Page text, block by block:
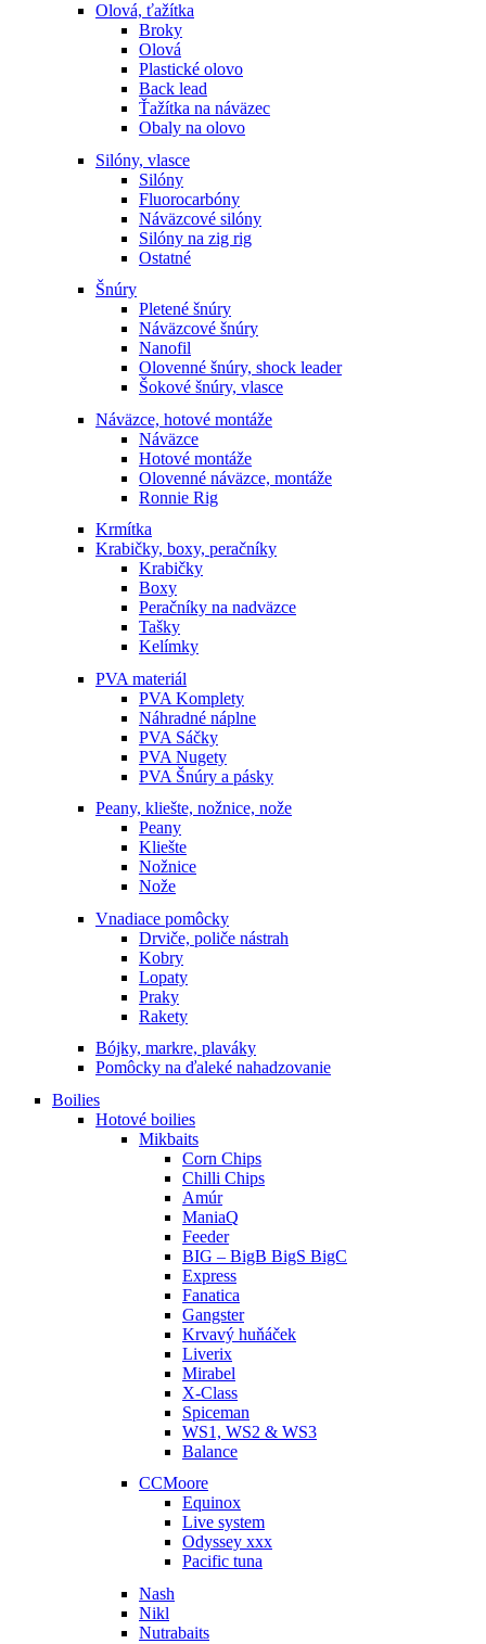
Olová, ťažítka
Broky
Olová
Plastické olovo
Back lead
Ťažítka na náväzec
Obaly na olovo
Silóny, vlasce
Silóny
Fluorocarbóny
Náväzcové silóny
Silóny na zig rig
Ostatné
Šnúry
Pletené šnúry
Náväzcové šnúry
Nanofil
Olovenné šnúry, shock leader
Šokové šnúry, vlasce
Náväzce, hotové montáže
Náväzce
Hotové montáže
Olovenné náväzce, montáže
Ronnie Rig
Krmítka
Krabičky, boxy, peračníky
Krabičky
Boxy
Peračníky na nadväzce
Tašky
Kelímky
PVA materiál
PVA Komplety
Náhradné náplne
PVA Sáčky
PVA Nugety
PVA Šnúry a pásky
Peany, kliešte, nožnice, nože
Peany
Kliešte
Nožnice
Nože
Vnadiace pomôcky
Drviče, poliče nástrah
Kobry
Lopaty
Praky
Rakety
Bójky, markre, plaváky
Pomôcky na ďaleké nahadzovanie
Boilies
Hotové boilies
Mikbaits
Corn Chips
Chilli Chips
Amúr
ManiaQ
Feeder
BIG – BigB BigS BigC
Express
Fanatica
Gangster
Krvavý huňáček
Liverix
Mirabel
X-Class
Spiceman
WS1, WS2 & WS3
Balance
CCMoore
Equinox
Live system
Odyssey xxx
Pacific tuna
Nash
Nikl
Nutrabaits